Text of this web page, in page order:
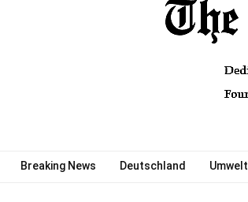
Breaking News Deutschland Umwelt